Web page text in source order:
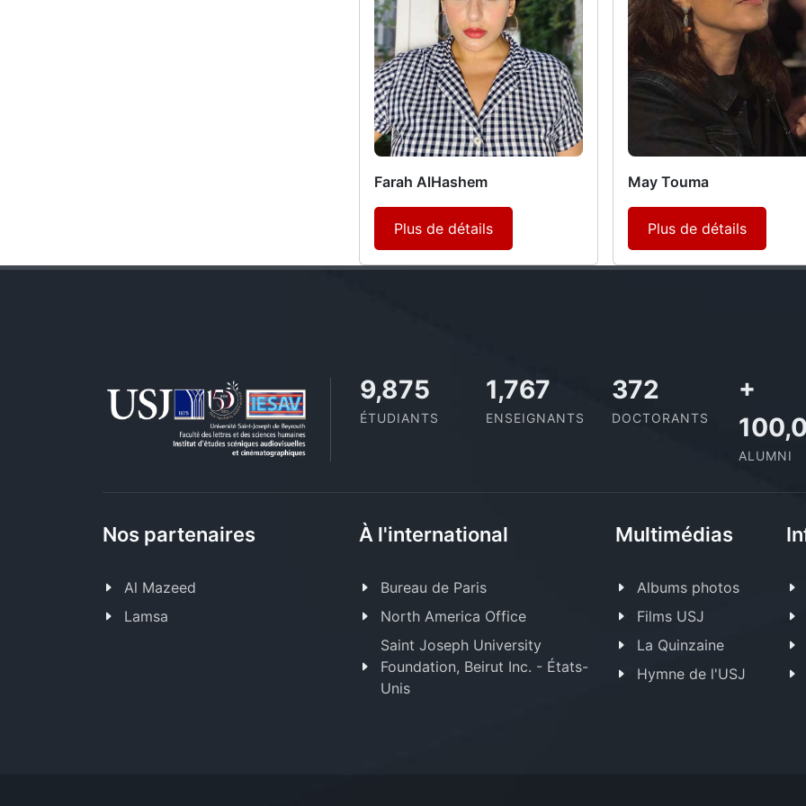
Farah AlHashem
Plus de détails
May Touma
Plus de détails
11,727
ÉTUDIANTS
2,142
ENSEIGNANTS
437
DOCTORANTS
+
ALUMNI
Nos partenaires
Al Mazeed
Lamsa
À l'international
Bureau de Paris
North America Office
Saint Joseph University
Foundation, Beirut Inc. - États-
Unis
Multimédias
Albums photos
Films USJ
La Quinzaine
Hymne de l'USJ